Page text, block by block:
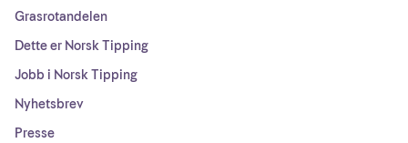
Grasrotandelen
Dette er Norsk Tipping
Jobb i Norsk Tipping
Nyhetsbrev
Presse